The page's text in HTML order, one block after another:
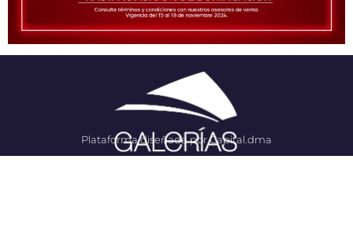
Plataforma diseñada por Capital.dma